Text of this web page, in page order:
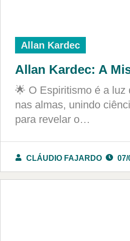
Allan Kardec
Allan Kardec: A
🌟 O Espiritismo é a luz
nas almas, unindo
para revelar o…
CLÁUDIO FAJARDO 07/